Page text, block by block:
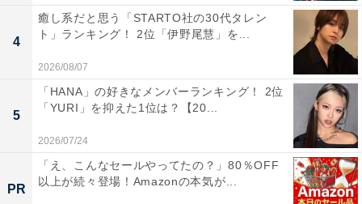
海に映る花火も綺麗で、デートにも最適です」(30代女性
／東京都)、「関門海峡を挟んだ両側からの打ち上げられ
た花火が見える楽しみがあります。関門海峡は普段から
とても景色が良いので最高です」(40代女性／広島県)と
いった声が集まりました。
※回答者からのコメントは原文ママです
この記事の筆者：坂上 恵
4
癒し系だと思う「STARTO社の30代タレン
ト」ランキング！ 2位「伊野尾慧」を...
2026/08/07
5
「HANA」の好きなメンバーランキング！ 2位
「YURI」を抑えた1位は？【20...
2026/07/24
PR
「え、こんなセールやってたの？」80％OFF
以上が続々登場！Amazonの本気が...